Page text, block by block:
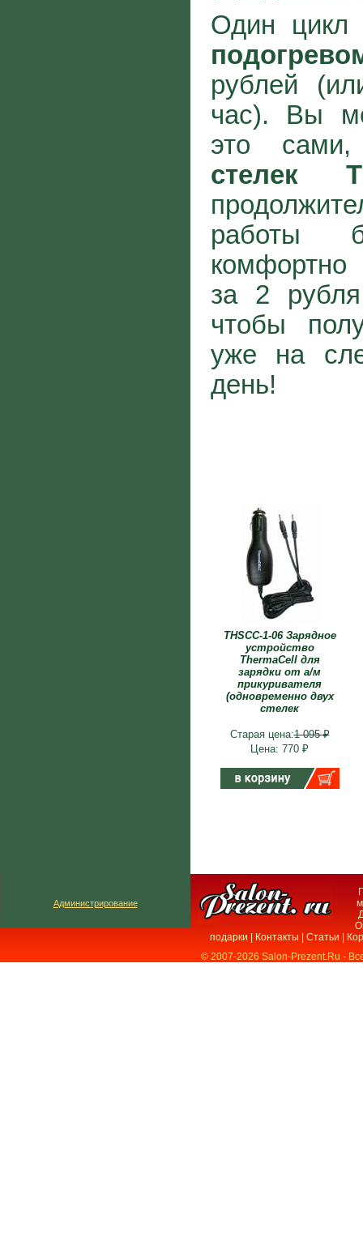
Один цикл
рублей
час). Вы
это
стелек
работы
комфортно
за 2
чтобы
уже на
день!
THSCC-1-06 Зарядное
устройство
ThermaCell для
зарядки от а/м
прикуривателя
(одновременно двух
стелек
Старая цена:1 095 ₽
Цена: 770 ₽
Администрирование
подарки
Контакты Статьи
© 2007-2026 Salon-Prezent.Ru -